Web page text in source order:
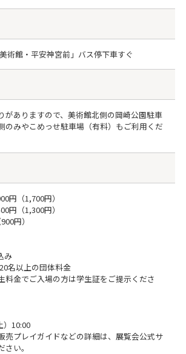
術館・平安神宮前」バス停下車すぐ
がありますので、美術館北側の岡崎公園駐車
のみやこめっせ駐車場（有料）もご利用くだ
円（1,700円）
円（1,300円）
円）
み
名以上の団体料金
料金でご入場の方は学生証をご提示くださ
）10:00
売プレイガイドなどの詳細は、展覧会公式サ
い。